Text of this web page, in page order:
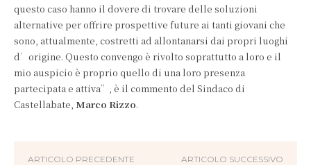
questo caso hanno il dovere di trovare delle soluzioni
alternative per offrire prospettive future ai tanti giovani che
sono, attualmente, costretti ad allontanarsi dai propri luoghi
d’origine. Questo convengo è rivolto soprattutto a loro e il
mio auspicio è proprio quello di una loro presenza
partecipata e attiva”, è il commento del Sindaco di
Castellabate, Marco Rizzo.
ARTICOLO PRECEDENTE ARTICOLO SUCCESSIVO